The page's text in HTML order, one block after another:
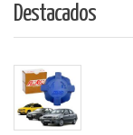
Destacados